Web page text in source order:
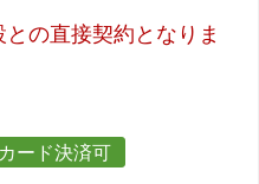
との直接契約となりま
ード決済可